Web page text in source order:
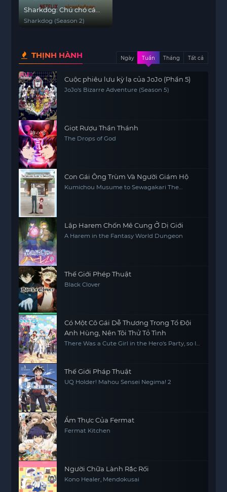
Sharkdog: Chú chó cá
mập (Phần 2)
Sharkdog (Season 2)
THỊNH HÀNH Ngày Tuần Tháng Tất cả
Cuộc phiêu lưu kỳ lạ của JoJo (Phần 5)
JoJo's Bizarre Adventure (Season 5)
Giọt Rượu Thần Thánh
The Drops of God
Con Gái Ông Trùm Và Người Giám Hộ
Kumichou Musume to Sewagakari The
Lập Harem Chốn Mê Cung Ở Dị Giới
A Harem in the Fantasy World Dungeon
Thế Giới Phép Thuật
Black Clover
Có Một Cô Gái Dễ Thương Trong Tổ Đội
Anh Hùng, Nên Tôi Thử Tỏ Tình
There Was a Cute Girl in the Hero's Party, so I
Thế Giới Pháp Thuật
UQ Holder! Mahou Sensei Negima! 2
Ẩm Thực Của Fermat
Fermat Kitchen
Người Chữa Lành Rắc Rối
Kono Healer, Mendokusai